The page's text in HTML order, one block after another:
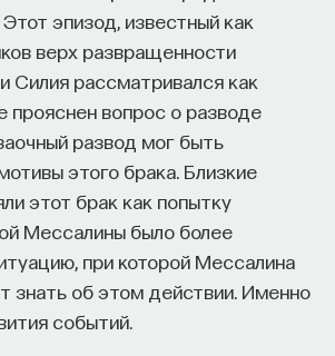
эпизод, известный как
верх развращенности
Силия рассматривался как
прояснен вопрос о разводе
развод мог быть
этого брака. Близкие
этот брак как попытку
Мессалины было более
при которой Мессалина
знать об этом действии. Именно
событий.